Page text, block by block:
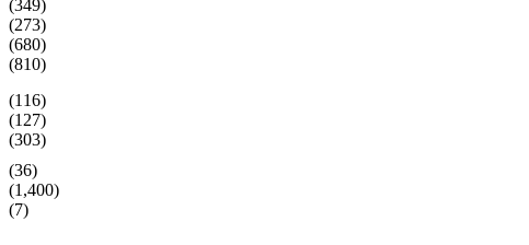
(349)
(273)
(680)
(810)
(116)
(127)
(303)
(36)
(1,400)
(7)